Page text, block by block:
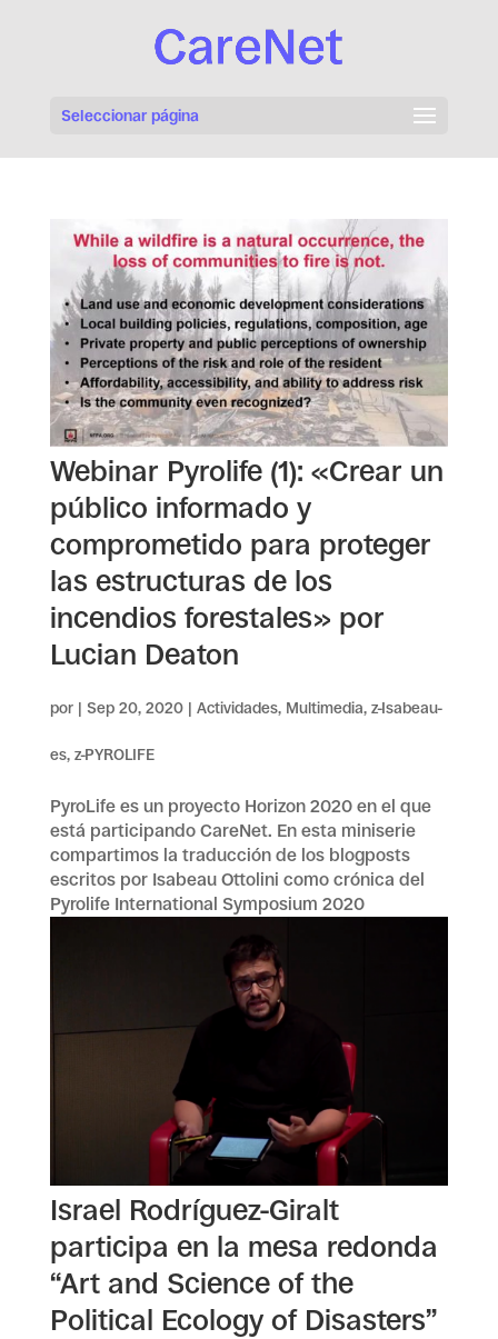
Seleccionar página
Webinar Pyrolife (1): «Crear un
público informado y
comprometido para proteger
las estructuras de los
incendios forestales» por
Lucian Deaton
por | Sep 20, 2020| Actividades, Multimedia, z-Isabeau-
es, z-PYROLIFE
PyroLife es un proyecto Horizon 2020 en el que
está participando CareNet. En esta miniserie
compartimos la traducción de los blogposts
escritos por Isabeau Ottolini como crónica del
Pyrolife International Symposium 2020
Israel Rodríguez-Giralt
participa en la mesa redonda
“Art and Science of the
Political Ecology of Disasters”